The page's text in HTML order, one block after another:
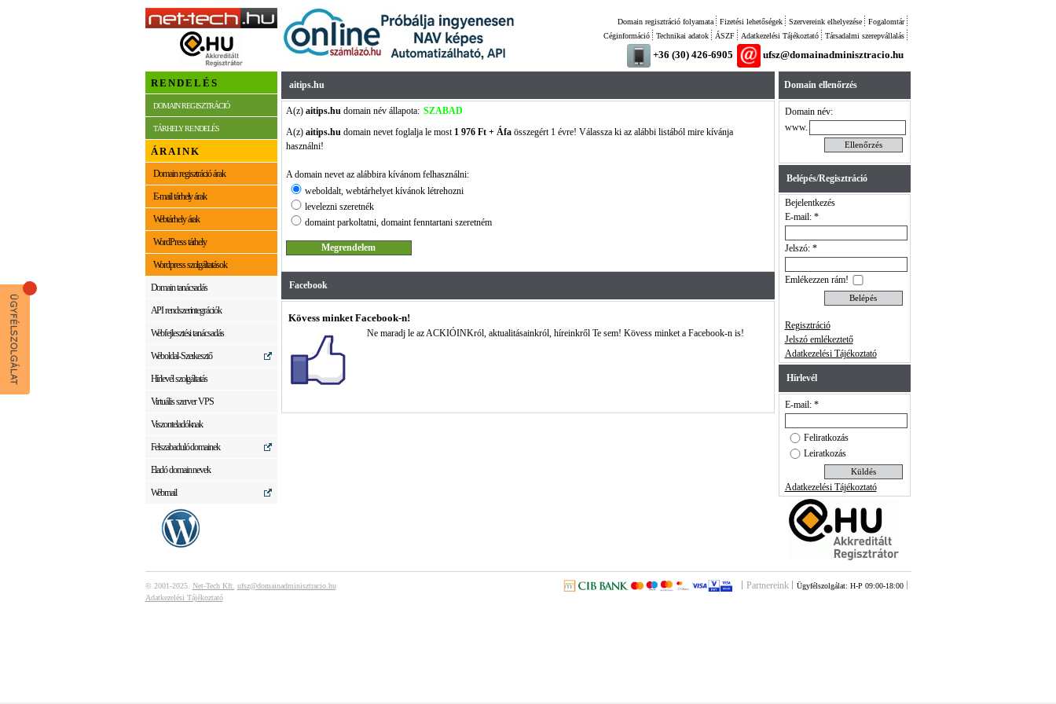
Fogalomtár
Szervereink elhelyezése
Fizetési lehetőségek
Domain regisztráció folyamata
Társadalmi szerepvállalás
Adatkezelési Tájékoztató
ÁSZF
Technikai adatok
Céginformáció
+36 (30) 426-6905 ufsz@domainadminisztracio.hu
RENDELÉS
DOMAIN REGISZTRÁCIÓ
TÁRHELY RENDELÉS
ÁRAINK
Domain regisztráció árak
E-mail tárhely árak
Webtárhely árak
WordPress tárhely
Wordpress szolgáltatások
Domain tanácsadás
API rendszerintegrációk
Webfejlesztési tanácsadás
Weboldal-Szerkesztő
Hírlevél szolgáltatás
Virtuális szerver VPS
Viszonteladóknak
Felszabaduló domainek
Eladó domain nevek
Webmail
aitips.hu
A(z) aitips.hudomain név állapota: SZABAD
A(z) aitips.hudomain nevet foglalja le most 1 976 Ft + Áfaösszegért 1 évre! Válassza ki az alábbi listából mire kívánja
használni!
A domain nevet az alábbira kívánom felhasználni:
weboldalt, webtárhelyet kívánok létrehozni
levelezni szeretnék
domaint parkoltatni, domaint fenntartani szeretném
Facebook
Kövess minket Facebook-n!
Ne maradj le az ACKIÓINKról, aktualitásainkról, híreinkről Te sem! Kövess minket a Facebook-n is!
Domain ellenőrzés
Domain név:
www.
Belépés/Regisztráció
Bejelentkezés
E-mail: *
Jelszó: *
Emlékezzen rám!
Regisztráció
Jelszó emlékeztető
Adatkezelési Tájékoztató
Hírlevél
E-mail: *
Feliratkozás
Leiratkozás
Adatkezelési Tájékoztató
© 2001-2025. Net-Tech Kft. ufsz@domainadminisztracio.hu
Adatkezelési Tájékoztató
Partnereink Ügyfélszolgálat: H-P 09:00-18:00